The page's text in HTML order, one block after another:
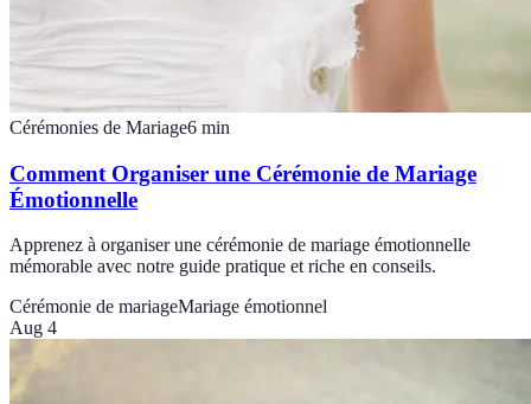
Cérémonies de Mariage6 min
Comment Organiser une Cérémonie de Mariage
Émotionnelle
Apprenez à organiser une cérémonie de mariage émotionnelle
mémorable avec notre guide pratique et riche en conseils.
Cérémonie de mariageMariage émotionnel
Aug 4